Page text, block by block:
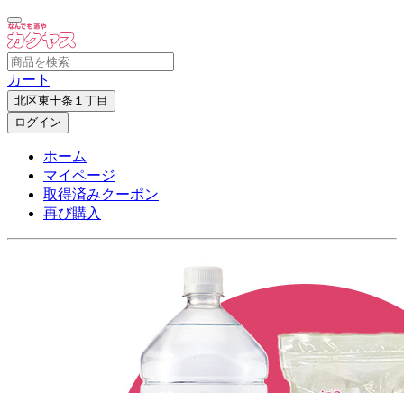
カート
北区東十条１丁目
ログイン
ホーム
マイページ
取得済みクーポン
再び購入